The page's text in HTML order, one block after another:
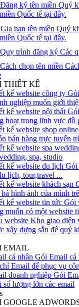
Đăng ký tên miền Quý
Quốc tế tại đây.
Gia hạn tên miền Quý
Quốc tế tại đây.
Quy trình đăng ký Các
Cách chọn tên miền
THIẾT KẾ
kế website công ty
nghiệp muốn giới
kế website nội thất
hoạt trong lĩnh vực đồ
kế website shop online
bán hàng trực tuyến
kế website spa
spa, studio
kế website du lịch Gói
lịch, tour,travel ...
kế website khách sạn
bá hình ảnh của mình
kế website tin tức Gói
muốn có một website
website Kho giao diện
xây dựng sẵn để quý
EMAIL
cá nhân Gói Email cá
Email để phục vụ
doanh nghiệp Gói
số lượng lớn các email
GOOGLE